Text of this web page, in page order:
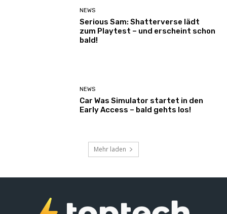
NEWS
Serious Sam: Shatterverse lädt
zum Playtest – und erscheint schon
bald!
NEWS
Car Was Simulator startet in den
Early Access – bald gehts los!
Mehr laden